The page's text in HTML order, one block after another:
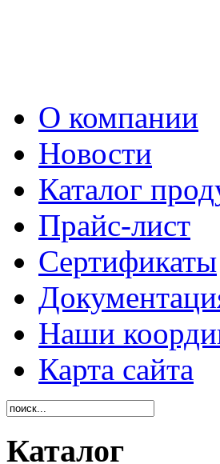
О компании
Новости
Каталог
Прайс-лист
Сертификаты
Наши
Карта сайта
Каталог